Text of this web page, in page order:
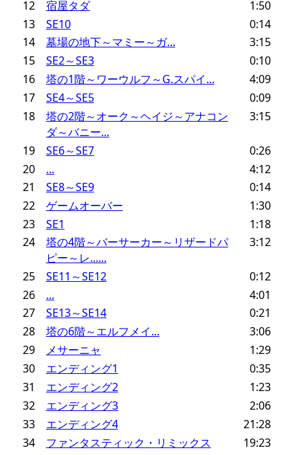
12
宿屋タダ
1:50
13
SE10
0:14
14
墓場の地下～マミー～ガ...
3:15
15
SE2～SE3
0:10
16
塔の1階～ワーウルフ～G.スパイ...
4:09
17
SE4～SE5
0:09
18
塔の2階～オーク～ヘイジ～アナコン
ダ～バニー...
3:15
19 SE6～SE7
0:26
20
...
4:12
21
SE8～SE9
0:14
22
ゲームオーバー
1:30
23
SE1
1:18
24
塔の4階～バーサーカー～リザードパ
ピー～レ......
3:12
25 SE11～SE12
0:12
26
...
4:01
27
SE13～SE14
0:21
28
塔の6階～エルフメイ...
3:06
29
メサーニャ
1:29
30
エンディング1
0:35
31
エンディング2
1:23
32
エンディング3
2:06
33
エンディング4
21:28
34
ファンタスティック・リミックス 19:23